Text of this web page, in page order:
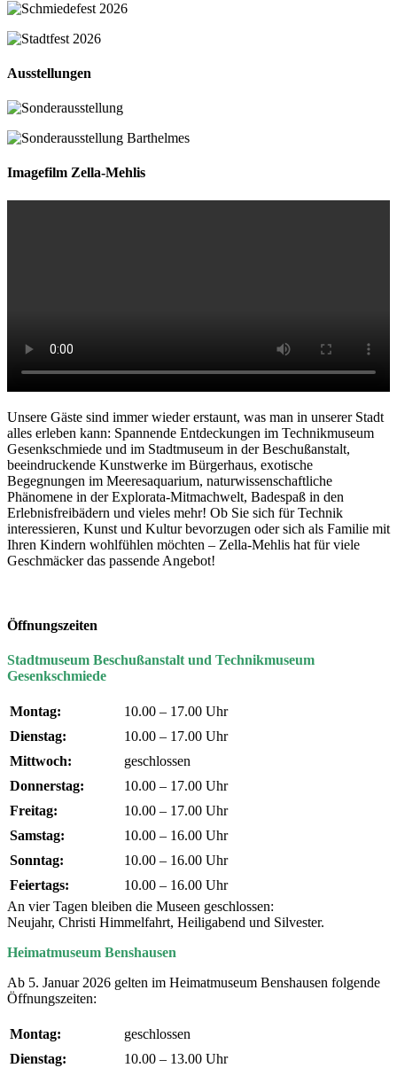
Ausstellungen
Imagefilm Zella-Mehlis
Unsere Gäste sind immer wieder erstaunt, was man in unserer Stadt
alles erleben kann: Spannende Entdeckungen im Technikmuseum
Gesenkschmiede und im Stadtmuseum in der Beschußanstalt,
beeindruckende Kunstwerke im Bürgerhaus, exotische
Begegnungen im Meeresaquarium, naturwissenschaftliche
Phänomene in der Explorata-Mitmachwelt, Badespaß in den
Erlebnisfreibädern und vieles mehr! Ob Sie sich für Technik
interessieren, Kunst und Kultur bevorzugen oder sich als Familie mit
Ihren Kindern wohlfühlen möchten – Zella-Mehlis hat für viele
Geschmäcker das passende Angebot!
Öffnungszeiten
Stadtmuseum Beschußanstalt und Technikmuseum
Gesenkschmiede
Montag:
10.00 – 17.00 Uhr
Dienstag:
10.00 – 17.00 Uhr
Mittwoch:
geschlossen
Donnerstag:
10.00 – 17.00 Uhr
Freitag:
10.00 – 17.00 Uhr
Samstag:
10.00 – 16.00 Uhr
Sonntag:
10.00 – 16.00 Uhr
Feiertags:
10.00 – 16.00 Uhr
An vier Tagen bleiben die Museen geschlossen:
Neujahr, Christi Himmelfahrt, Heiligabend und Silvester.
Heimatmuseum Benshausen
Ab 5. Januar 2026 gelten im Heimatmuseum Benshausen folgende
Öffnungszeiten:
Montag:
geschlossen
Dienstag:
10.00 – 13.00 Uhr